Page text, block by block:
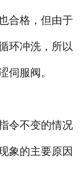
合格，但由于
环冲洗，所以
伺服阀。
令不变的情况
象的主要原因